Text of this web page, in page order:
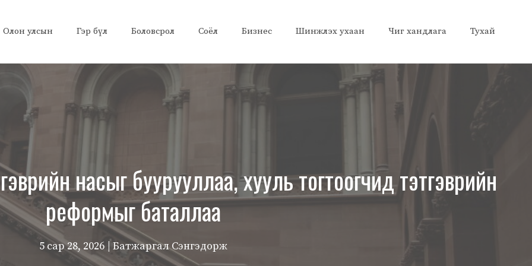
Олон улсын Гэр бүл Боловсрол Соёл Бизнес Шинжлэх ухаан Чиг хандлага Тухай
насыг буурууллаа, хууль тогтоогчид тэтгэврийн
реформыг баталлаа
5 сар 28, 2026 | Батжаргал Сэнгэдорж